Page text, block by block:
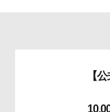
【